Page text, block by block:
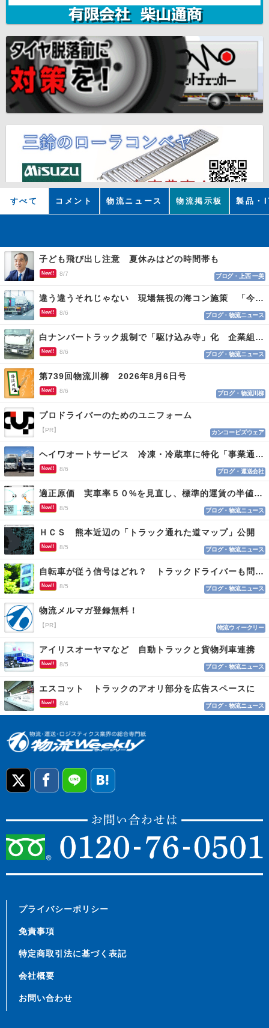
すべて コメント 物流ニュース 物流掲示板 製品・
子ども飛び出し注意 夏休みはどの時間帯も
New!! 8/7 ブログ・上西 一美
違う違うそれじゃない 現場無視の海コン施策 「今でも平均２～３時間は待つ」
New!! 8/6 ブログ・物流ニュース
白ナンバートラック規制で「駆け込み寺」化 企業組合が入会基準を見直しへ
New!! 8/6 ブログ・物流ニュース
第739回物流川柳 2026年8月6日号
New!! 8/6 ブログ・物流川柳
プロドライバーのためのユニフォーム
【PR】 カンコービズウェア
ヘイワオートサービス 冷凍・冷蔵車に特化「事業通じ貢献目指す」
New!! 8/6 ブログ・運送会社
適正原価 実車率５０%を見直し、標準的運賃の半値の恐れも
New!! 8/5 ブログ・物流ニュース
ＨＣＳ 熊本近辺の「トラック通れた道マップ」公開
New!! 8/5 ブログ・物流ニュース
自転車が従う信号はどれ？ トラックドライバーも問われる認識
New!! 8/5 ブログ・物流ニュース
物流メルマガ登録無料！
【PR】 物流ウィークリー
アイリスオーヤマなど 自動トラックと貨物列車連携
New!! 8/5 ブログ・物流ニュース
エスコット トラックのアオリ部分を広告スペースに
New!! 8/4 ブログ・物流ニュース
プライバシーポリシー
免責事項
特定商取引法に基づく表記
会社概要
お問い合わせ